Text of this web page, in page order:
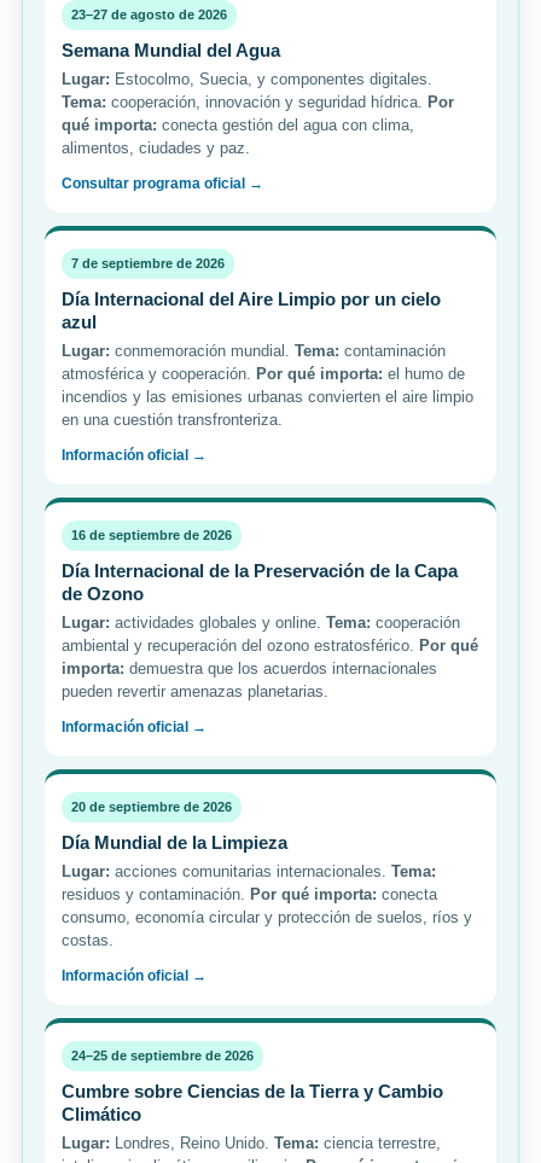
23–27 de agosto de 2026
Semana Mundial del Agua
Lugar: Estocolmo, Suecia, y componentes digitales.
Tema: cooperación, innovación y seguridad hídrica. Por
qué importa: conecta gestión del agua con clima,
alimentos, ciudades y paz.
Consultar programa oficial →
7 de septiembre de 2026
Día Internacional del Aire Limpio por un cielo
azul
Lugar: conmemoración mundial. Tema: contaminación
atmosférica y cooperación. Por qué importa: el humo de
incendios y las emisiones urbanas convierten el aire limpio
en una cuestión transfronteriza.
Información oficial →
16 de septiembre de 2026
Día Internacional de la Preservación de la Capa
de Ozono
Lugar: actividades globales y online. Tema: cooperación
ambiental y recuperación del ozono estratosférico. Por qué
importa: demuestra que los acuerdos internacionales
pueden revertir amenazas planetarias.
Información oficial →
20 de septiembre de 2026
Día Mundial de la Limpieza
Lugar: acciones comunitarias internacionales. Tema:
residuos y contaminación. Por qué importa: conecta
consumo, economía circular y protección de suelos, ríos y
costas.
Información oficial →
24–25 de septiembre de 2026
Cumbre sobre Ciencias de la Tierra y Cambio
Climático
Lugar: Londres, Reino Unido. Tema: ciencia terrestre,